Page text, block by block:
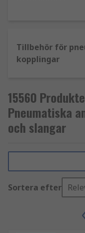
Tillbehör för
kopplingar
15560
Pneumatiska
och slangar
Sortera efter